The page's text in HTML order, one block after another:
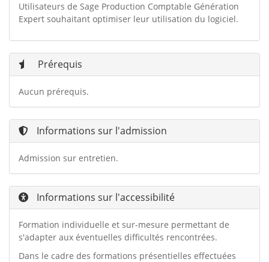
Utilisateurs de Sage Production Comptable Génération
Expert souhaitant optimiser leur utilisation du logiciel.
Prérequis
Aucun prérequis.
Informations sur l'admission
Admission sur entretien.
Informations sur l'accessibilité
Formation individuelle et sur-mesure permettant de
s'adapter aux éventuelles difficultés rencontrées.
Dans le cadre des formations présentielles effectuées